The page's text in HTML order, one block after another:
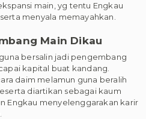
main, yg tentu Engkau
menyala memayahkan.
Main Dikau
bersalin jadi pengembang
kapital buat kandang.
daim melamun guna beralih
diartikan sebagai kaum
Engkau menyelenggarakan karir